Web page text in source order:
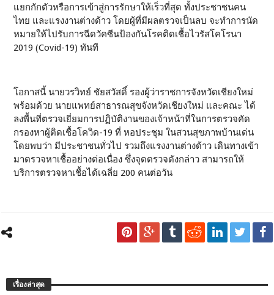
แยกกักตัวหรือการเข้าสู่การรักษาให้เร็วที่สุด ทั้งประชาชนคน
ไทย และแรงงานต่างด้าว โดยผู้ที่มีผลตรวจเป็นลบ จะทำการนัด
หมายให้ไปรับการฉีดวัคซีนป้องกันโรคติดเชื้อไวรัสโคโรนา
2019 (Covid-19) ทันที
โอกาสนี้ นายวรวิทย์ ชัยสวัสดิ์ รองผู้ว่าราชการจังหวัดเชียงใหม่
พร้อมด้วย นายแพทย์สาธารณสุขจังหวัดเชียงใหม่ และคณะ ได้
ลงพื้นที่ตรวจเยี่ยมการปฏิบัติงานของเจ้าหน้าที่ในการตรวจคัด
กรองหาผู้ติดเชื้อโควิด-19 ที่ หอประชุม ในสวนสุขภาพบ้านเด่น
โดยพบว่า มีประชาชนทั่วไป รวมถึงแรงงานต่างด้าว เดินทางเข้า
มาตรวจหาเชื้ออย่างต่อเนื่อง ซึ่งจุดตรวจดังกล่าว สามารถให้
บริการตรวจหาเชื้อได้เฉลี่ย 200 คนต่อวัน
เรื่องล่าสุด